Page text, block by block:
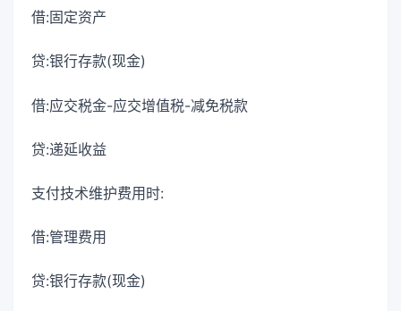
借:固定资产
贷:银行存款(现金)
借:应交税金-应交增值税-减免税款
贷:递延收益
支付技术维护费用时:
借:管理费用
贷:银行存款(现金)